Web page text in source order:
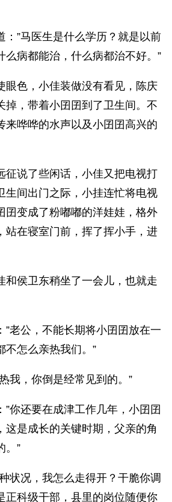
：”马医生是什么学历？就是以前
么病都能治，什么病都治不好。”
眼色，小佳装做没有看见，陈庆
掉，带着小囝囝到了卫生间。不
来哗哗的水声以及小囝囝高兴的
征说了些闲话，小佳又把电视打
生间出门之际，小挂连忙将电视
囝变成了粉嘟嘟的洋娃娃，格外
站在寝室门前，挥了挥小手，进
和侯卫东稍坐了一会儿，也就走
”老公，不能长期将小囝囝放在一
不怎么亲热我们。”
我，你倒是经常见到的。”
你还要在成津工作几年，小囝囝
这是成长的关键时期，父亲的角
。”
状况，我怎么走得开？干脆你调
正科级干部，县里的岗位随便你